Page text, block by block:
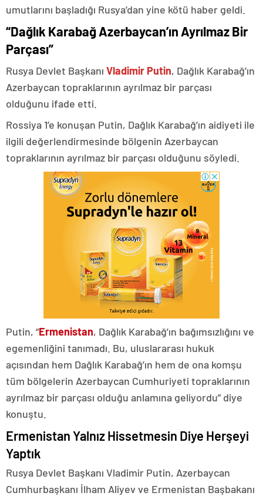
umutlarını başladığı Rusya’dan yine kötü haber geldi.
“Dağlık Karabağ Azerbaycan’ın Ayrılmaz Bir
Parçası”
Rusya Devlet Başkanı Vladimir Putin, Dağlık Karabağ’ın
Azerbaycan topraklarının ayrılmaz bir parçası
olduğunu ifade etti.
Rossiya 1’e konuşan Putin, Dağlık Karabağ’ın aidiyeti ile
ilgili değerlendirmesinde bölgenin Azerbaycan
topraklarının ayrılmaz bir parçası olduğunu söyledi.
Putin, “Ermenistan, Dağlık Karabağ’ın bağımsızlığını ve
egemenliğini tanımadı. Bu, uluslararası hukuk
açısından hem Dağlık Karabağ’ın hem de ona komşu
tüm bölgelerin Azerbaycan Cumhuriyeti topraklarının
ayrılmaz bir parçası olduğu anlamına geliyordu” diye
konuştu.
Ermenistan Yalnız Hissetmesin Diye Herşeyi
Yaptık
Rusya Devlet Başkanı Vladimir Putin, Azerbaycan
Cumhurbaşkanı İlham Aliyev ve Ermenistan Başbakanı